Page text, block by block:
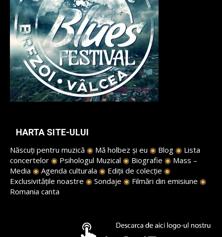
HARTA SITE-ULUI
Născuți pentru muzică ◉ Mă holbez și eu ◉ Blog ◉ Lista
concertelor ◉ Psihologul Muzical ◉ Biografie ◉ Mass –
Media ◉ Agenda culturala ◉ Ediții de colecție ◉
Exclusivitățile noastre ◉ Sondaje ◉ Filmări din emisiune ◉
Romania canta